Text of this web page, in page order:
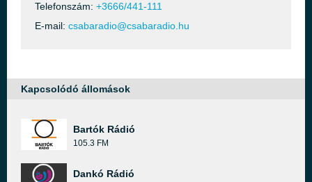
Telefonszám: +3666/441-111
E-mail: csabaradio@csabaradio.hu
Kapcsolódó állomások
Bartók Rádió
105.3 FM
Dankó Rádió